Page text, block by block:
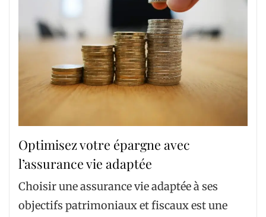
Optimisez votre épargne avec
l’assurance vie adaptée
Choisir une assurance vie adaptée à ses
objectifs patrimoniaux et fiscaux est une